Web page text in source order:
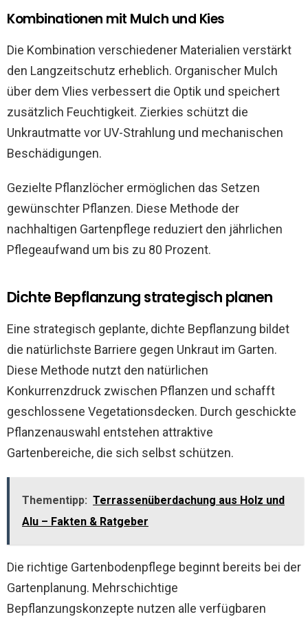
Kombinationen mit Mulch und Kies
Die Kombination verschiedener Materialien verstärkt
den Langzeitschutz erheblich. Organischer Mulch
über dem Vlies verbessert die Optik und speichert
zusätzlich Feuchtigkeit. Zierkies schützt die
Unkrautmatte vor UV-Strahlung und mechanischen
Beschädigungen.
Gezielte Pflanzlöcher ermöglichen das Setzen
gewünschter Pflanzen. Diese Methode der
nachhaltigen Gartenpflege reduziert den jährlichen
Pflegeaufwand um bis zu 80 Prozent.
Dichte Bepflanzung strategisch planen
Eine strategisch geplante, dichte Bepflanzung bildet
die natürlichste Barriere gegen Unkraut im Garten.
Diese Methode nutzt den natürlichen
Konkurrenzdruck zwischen Pflanzen und schafft
geschlossene Vegetationsdecken. Durch geschickte
Pflanzenauswahl entstehen attraktive
Gartenbereiche, die sich selbst schützen.
Thementipp: Terrassenüberdachung aus Holz und
Alu – Fakten & Ratgeber
Die richtige Gartenbodenpflege beginnt bereits bei der
Gartenplanung. Mehrschichtige
Bepflanzungskonzepte nutzen alle verfügbaren